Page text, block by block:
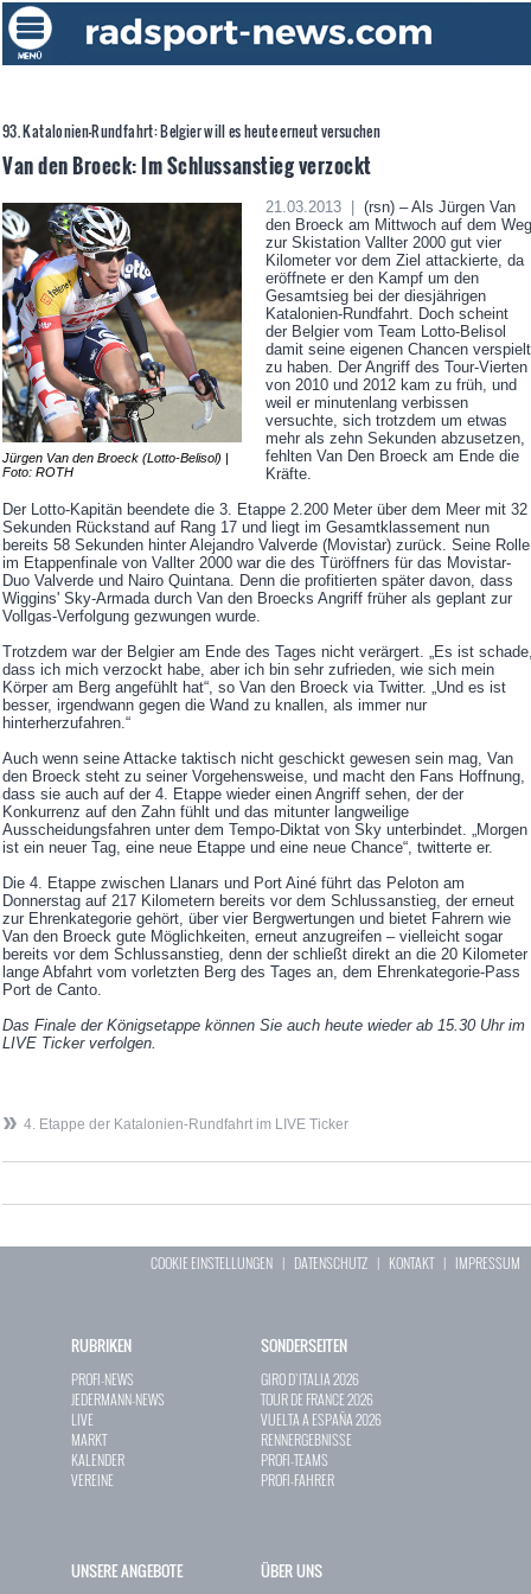
93. Katalonien-Rundfahrt: Belgier will es heute erneut versuchen
Van den Broeck: Im Schlussanstieg verzockt
Jürgen Van den Broeck (Lotto-Belisol) |
Foto: ROTH
21.03.2013 |
(rsn) – Als Jürgen Van
den Broeck am Mittwoch auf dem Weg
zur Skistation Vallter 2000 gut vier
Kilometer vor dem Ziel attackierte, da
eröffnete er den Kampf um den
Gesamtsieg bei der diesjährigen
Katalonien-Rundfahrt. Doch scheint
der Belgier vom Team Lotto-Belisol
damit seine eigenen Chancen verspielt
zu haben. Der Angriff des Tour-Vierten
von 2010 und 2012 kam zu früh, und
weil er minutenlang verbissen
versuchte, sich trotzdem um etwas
mehr als zehn Sekunden abzusetzen,
fehlten Van Den Broeck am Ende die
Kräfte.
Der Lotto-Kapitän beendete die 3. Etappe 2.200 Meter über dem Meer mit 32
Sekunden Rückstand auf Rang 17 und liegt im Gesamtklassement nun
bereits 58 Sekunden hinter Alejandro Valverde (Movistar) zurück. Seine Rolle
im Etappenfinale von Vallter 2000 war die des Türöffners für das Movistar-
Duo Valverde und Nairo Quintana. Denn die profitierten später davon, dass
Wiggins' Sky-Armada durch Van den Broecks Angriff früher als geplant zur
Vollgas-Verfolgung gezwungen wurde.
Trotzdem war der Belgier am Ende des Tages nicht verärgert. „Es ist
dass ich mich verzockt habe, aber ich bin sehr zufrieden, wie sich mein
Körper am Berg angefühlt hat“, so Van den Broeck via Twitter. „Und es ist
besser, irgendwann gegen die Wand zu knallen, als immer nur
hinterherzufahren.“
Auch wenn seine Attacke taktisch nicht geschickt gewesen sein mag, Van
den Broeck steht zu seiner Vorgehensweise, und macht den Fans Hoffnung,
dass sie auch auf der 4. Etappe wieder einen Angriff sehen, der der
Konkurrenz auf den Zahn fühlt und das mitunter langweilige
Ausscheidungsfahren unter dem Tempo-Diktat von Sky unterbindet. „Morgen
ist ein neuer Tag, eine neue Etappe und eine neue Chance“, twitterte er.
Die 4. Etappe zwischen Llanars und Port Ainé führt das Peloton am
Donnerstag auf 217 Kilometern bereits vor dem Schlussanstieg, der erneut
zur Ehrenkategorie gehört, über vier Bergwertungen und bietet Fahrern wie
Van den Broeck gute Möglichkeiten, erneut anzugreifen – vielleicht sogar
bereits vor dem Schlussanstieg, denn der schließt direkt an die 20 Kilometer
lange Abfahrt vom vorletzten Berg des Tages an, dem Ehrenkategorie-Pass
Port de Canto.
Das Finale der Königsetappe können Sie auch heute wieder ab 15.30 Uhr im
LIVE Ticker verfolgen.
4. Etappe der Katalonien-Rundfahrt im LIVE Ticker
COOKIE EINSTELLUNGEN | DATENSCHUTZ | KONTAKT| IMPRESSUM
RUBRIKEN
PROFI-NEWS
JEDERMANN-NEWS
LIVE
MARKT
KALENDER
VEREINE
SONDERSEITEN
GIRO D`ITALIA 2026
TOUR DE FRANCE 2026
VUELTA A ESPAÑA 2026
RENNERGEBNISSE
PROFI-TEAMS
PROFI-FAHRER
UNSERE ANGEBOTE ÜBER UNS